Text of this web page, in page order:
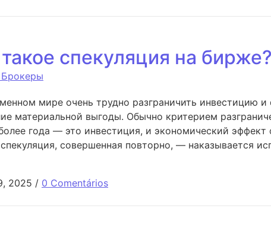
спекуляция на бирже?
мире очень трудно разграничить инвестицию
материальной выгоды. Обычно критерием
года — это инвестиция, и экономический
совершенная повторно, — наказывается
2025 / 0 Comentários